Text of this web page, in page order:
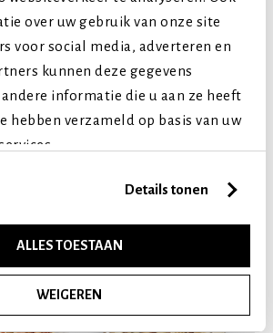
over uw gebruik van onze site
voor social media, adverteren en
kunnen deze gegevens
informatie die u aan ze heeft
hebben verzameld op basis van uw
Details tonen
ALLES TOESTAAN
WEIGEREN
producten